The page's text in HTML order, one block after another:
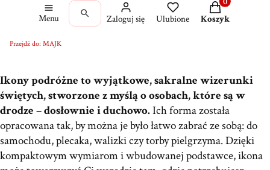
Menu Zaloguj się Ulubione
Produkty w
Koszyk
Przejdź do: MAJK
Ikony podróżne to wyjątkowe, sakralne wizerunki
świętych, stworzone z myślą o osobach, które są w
drodze – dosłownie i duchowo.Ich forma została
opracowana tak, by można je było łatwo zabrać ze sobą: do
samochodu, plecaka, walizki czy torby pielgrzyma. Dzięki
kompaktowym wymiarom i wbudowanej podstawce, ikona